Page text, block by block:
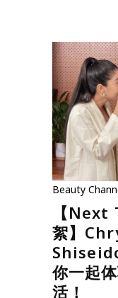
Beauty
【
絮】
你一起
活！